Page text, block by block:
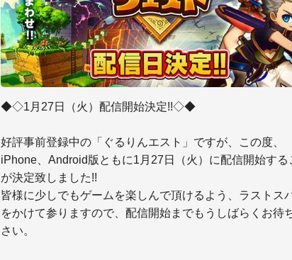
◆◇1月27日（火）配信開始決定!!◇◆
好評事前登録中の「ぐるりんエスト」ですが、この度、
iPhone、Android版ともに1月27日（火）に配信開始する
が決定致しました!!
皆様に少しでもゲームを楽しんで頂けるよう、ラストス
をかけて参りますので、配信開始までもうしばらくお待
さい。